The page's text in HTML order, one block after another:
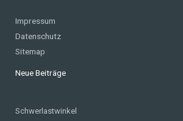
Impressum
Datenschutz
Sitemap
Neue Beiträge
Schwerlastwinkel